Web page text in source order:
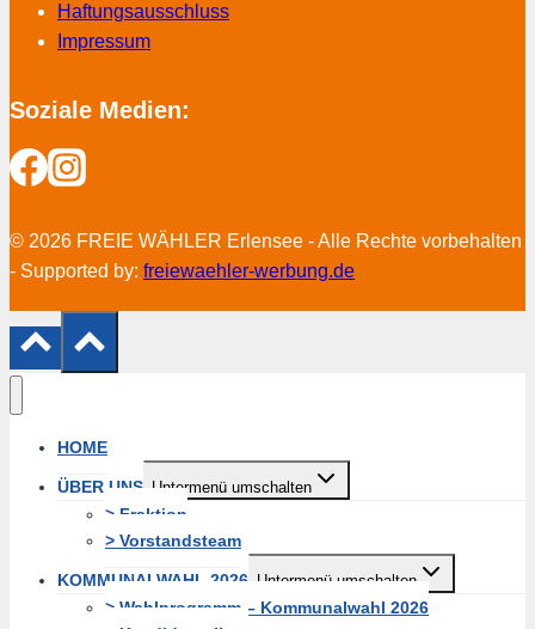
Haftungsausschluss
Impressum
Soziale Medien:
© 2026 FREIE WÄHLER Erlensee - Alle Rechte vorbehalten
- Supported by: freiewaehler-werbung.de
HOME
ÜBER UNS Untermenü umschalten
> Fraktion
> Vorstandsteam
KOMMUNALWAHL 2026 Untermenü umschalten
> Wahlprogramm – Kommunalwahl 2026